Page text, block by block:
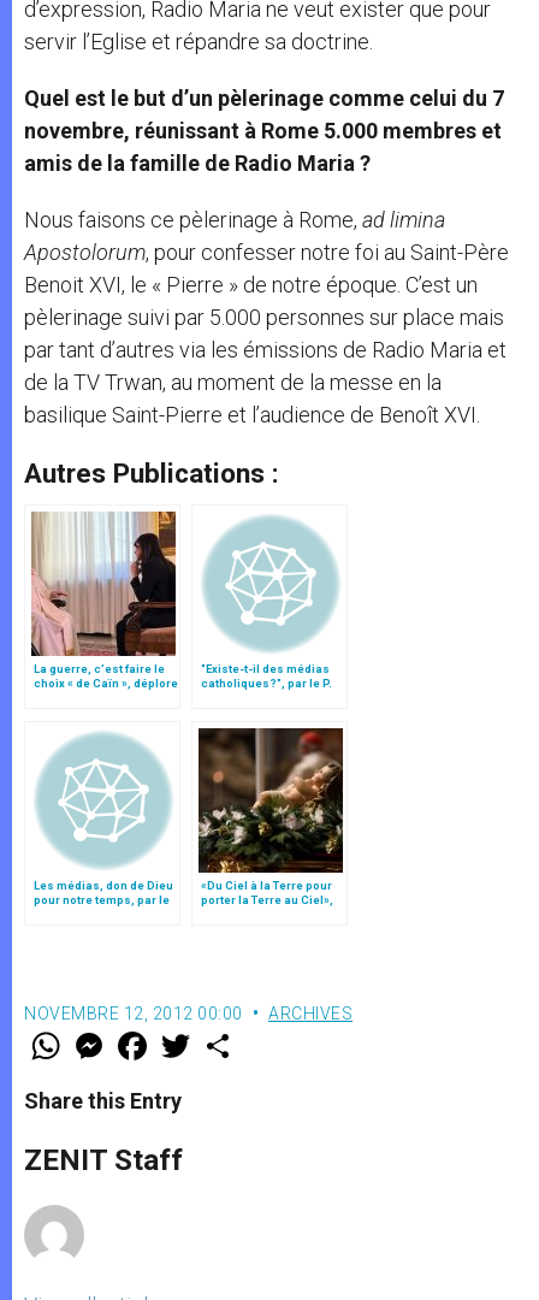
d’expression, Radio Maria ne veut exister que pour
servir l’Eglise et répandre sa doctrine.
Quel est le but d’un pèlerinage comme celui du 7
novembre, réunissant à Rome 5.000 membres et
amis de la famille de Radio Maria ?
Nous faisons ce pèlerinage à Rome, ad limina
Apostolorum, pour confesser notre foi au Saint-Père
Benoit XVI, le « Pierre » de notre époque. C’est un
pèlerinage suivi par 5.000 personnes sur place mais
par tant d’autres via les émissions de Radio Maria et
de la TV Trwan, au moment de la messe en la
basilique Saint-Pierre et l’audience de Benoît XVI.
Autres Publications :
La guerre, c’est faire le
choix « de Caïn », déplore
"Existe-t-il des médias
catholiques?", par le P.
Les médias, don de Dieu
pour notre temps, par le
«Du Ciel à la Terre pour
porter la Terre au Ciel»,
NOVEMBRE 12, 2012 00:00 ARCHIVES
W
t
s
p
p
M
e
s
e
g
e
F
a
e
b
o
k
w
Share this Entry
ZENIT Staff